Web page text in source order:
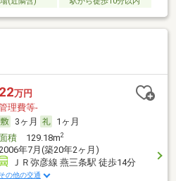
22万円
理費等-
3ヶ月
1ヶ月
積129.18m2
年7月(築20年2ヶ月)
ＪＲ弥彦線 燕三条駅 徒歩14分
その他の交通